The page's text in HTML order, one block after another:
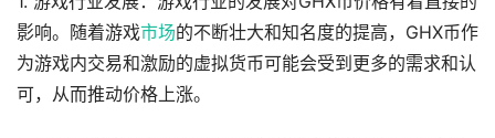
影响。随着游戏市场的不断壮大和知名度的提高，GHX币作
为游戏内交易和激励的虚拟货币可能会受到更多的需求和认
可，从而推动价格上涨。